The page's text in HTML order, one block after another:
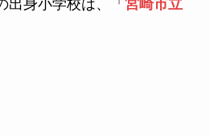
出身小学校は、「 宮崎市立